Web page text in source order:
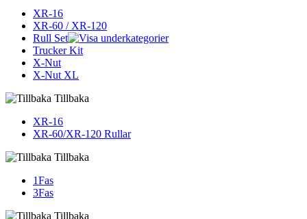
XR-16
XR-60 / XR-120
Rull Set
Trucker Kit
X-Nut
X-Nut XL
Tillbaka
XR-16
XR-60/XR-120 Rullar
Tillbaka
1Fas
3Fas
Tillbaka